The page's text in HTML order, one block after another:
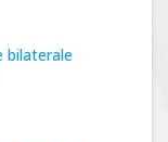
bilaterale